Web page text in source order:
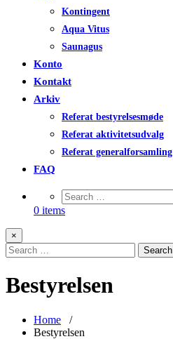
Kontingent
Aqua Vitus
Saunagus
Konto
Kontakt
Arkiv
Referat bestyrelsesmøde
Referat aktivitetsudvalg
Referat generalforsamling
FAQ
0 items
×
Bestyrelsen
Home /
Bestyrelsen